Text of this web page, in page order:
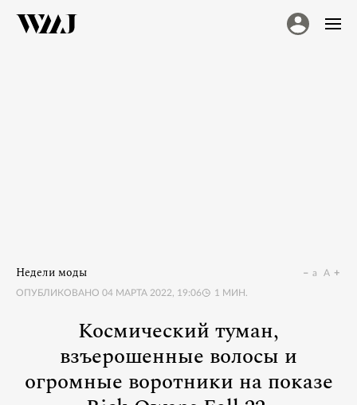
Недели моды
ОПУБЛИКОВАНО 04 МАРТА 2022, 19:06 1 МИН.
a A
Космический туман,
взъерошенные волосы и
огромные воротники на показе